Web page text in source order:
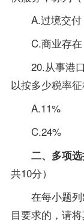
A.过境交
C.商业存
20.从事港口
以按多少税率
A.11%
C.24%
二、多项
共10分）
在每小题列
目要求的，请